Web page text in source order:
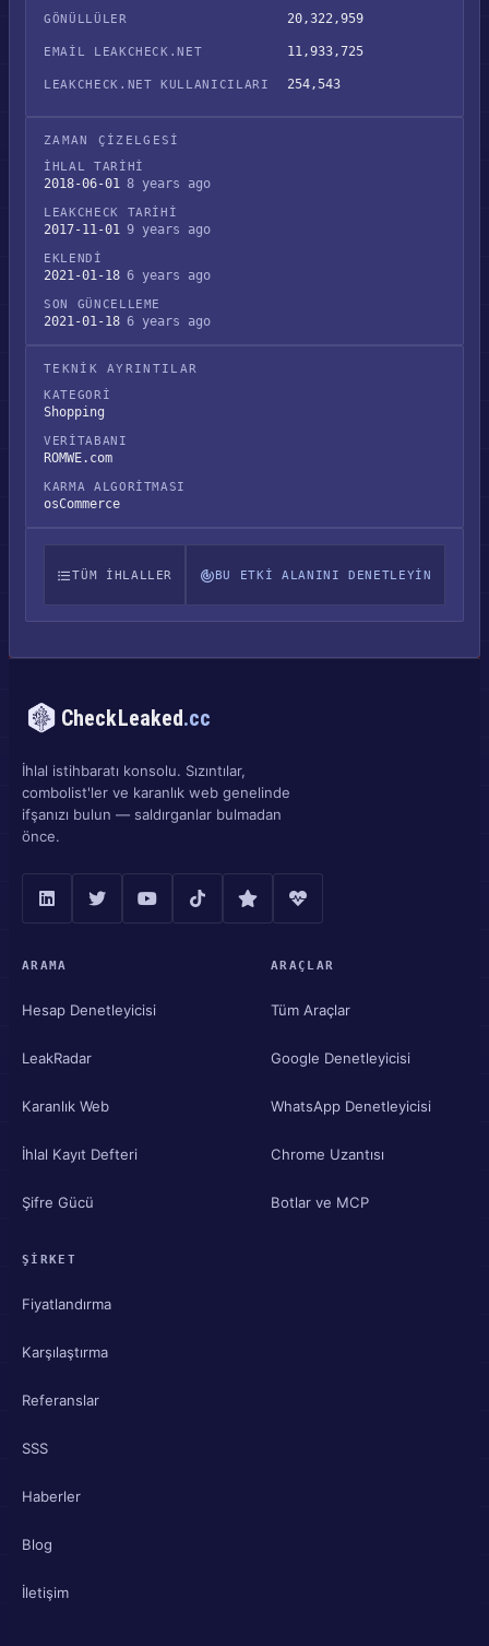
GÖNÜLLÜLER 20,322,959
EMAIL LEAKCHECK.NET 11,933,725
LEAKCHECK.NET KULLANICILARI 254,543
ZAMAN ÇIZELGESI
İHLAL TARIHI
2018-06-01 8 years ago
LEAKCHECK TARIHI
2017-11-01 9 years ago
EKLENDI
2021-01-18 6 years ago
SON GÜNCELLEME
2021-01-18 6 years ago
TEKNIK AYRINTILAR
KATEGORI
Shopping
VERITABANI
ROMWE.com
KARMA ALGORITMASI
osCommerce
TÜM IHLALLER BU ETKI ALANINI DENETLEYIN
CheckLeaked.cc
İhlal istihbaratı konsolu. Sızıntılar,
combolist'ler ve karanlık web genelinde
ifşanızı bulun — saldırganlar bulmadan
önce.
ARAMA
Hesap Denetleyicisi
LeakRadar
Karanlık Web
İhlal Kayıt Defteri
Şifre Gücü
ARAÇLAR
Tüm Araçlar
Google Denetleyicisi
WhatsApp Denetleyicisi
Chrome Uzantısı
Botlar ve MCP
ŞIRKET
Fiyatlandırma
Karşılaştırma
Referanslar
SSS
Haberler
Blog
İletişim